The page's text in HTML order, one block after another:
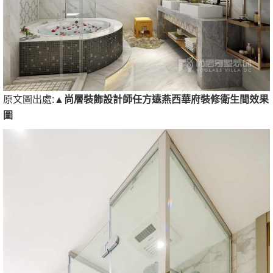
原文圖出處:▲尚層裝飾設計師任方遠燕西華府裝修衛生間效果
圖